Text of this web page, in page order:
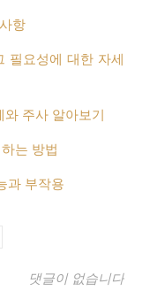
항
필요성에 대한 자세
주사 알아보기
는 방법
과 부작용
댓글이 없습니다